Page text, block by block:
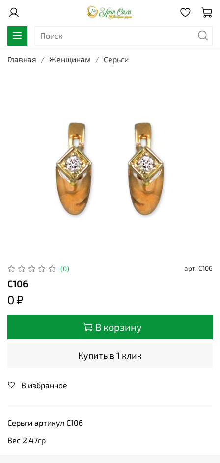
Главная Женщинам Серьги
(0) арт. С106
С106
0 ₽
В корзину
Купить в 1 клик
В избранное
Серьги артикул С106
Вес 2,47гр